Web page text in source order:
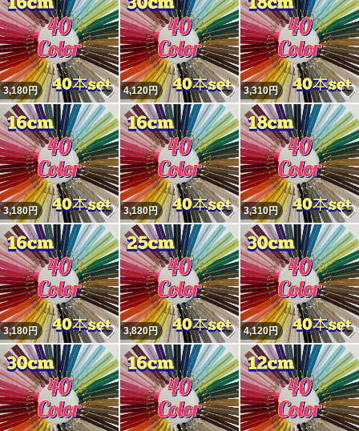
3,180円 いいね！
4,120円 いいね！
3,310円
3,180円 いいね！
3,180円 いいね！
3,310円
3,180円 いいね！
3,820円 いいね！
4,120円